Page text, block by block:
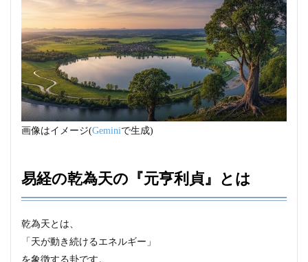
画像はイメージ(Geminiで生成)
易経の乾為天の『元亨利貞』とは
乾為天とは、
「天が動き続けるエネルギー」
を象徴する卦です。